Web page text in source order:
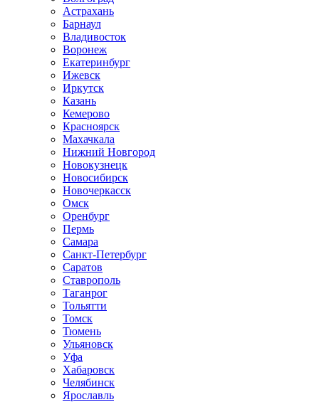
Астрахань
Барнаул
Владивосток
Воронеж
Екатеринбург
Ижевск
Иркутск
Казань
Кемерово
Красноярск
Махачкала
Нижний Новгород
Новокузнецк
Новосибирск
Новочеркаcск
Омск
Оренбург
Пермь
Самара
Санкт-Петербург
Саратов
Ставрополь
Таганрог
Тольятти
Томск
Тюмень
Ульяновск
Уфа
Хабаровск
Челябинск
Ярославль